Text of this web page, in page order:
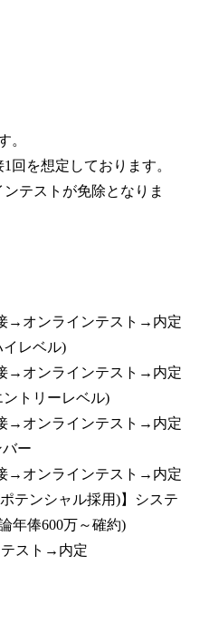
。
回を想定しております。
テストが免除となりま
→オンラインテスト→内定
レベル)
→オンラインテスト→内定
トリーレベル)
→オンラインテスト→内定
ー
→オンラインテスト→内定
テンシャル採用)】システ
年俸600万～確約)
スト→内定